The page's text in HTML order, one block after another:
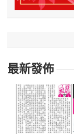
最新發佈